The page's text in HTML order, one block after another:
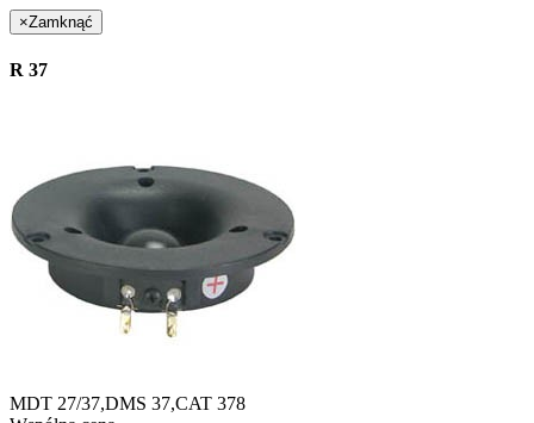
×Zamknąć
R 37
MDT 27/37,DMS 37,CAT 378